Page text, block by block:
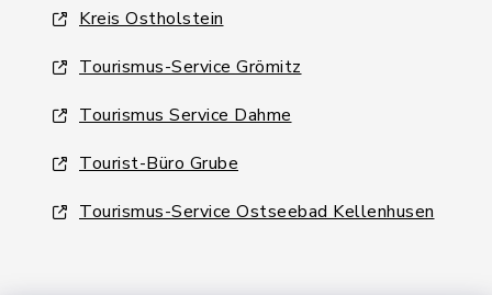
Kreis Ostholstein
Tourismus-Service Grömitz
Tourismus Service Dahme
Tourist-Büro Grube
Tourismus-Service Ostseebad Kellenhusen